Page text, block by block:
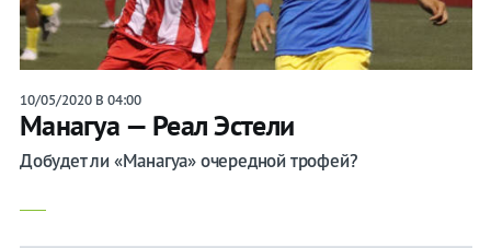
10/05/2020 В 04:00
Манагуа — Реал Эстели
Добудет ли «Манагуа» очередной трофей?
Прогнозы
на спорт